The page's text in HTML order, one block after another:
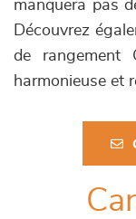
manquera pas
Découvrez
de rangement
harmonieuse et